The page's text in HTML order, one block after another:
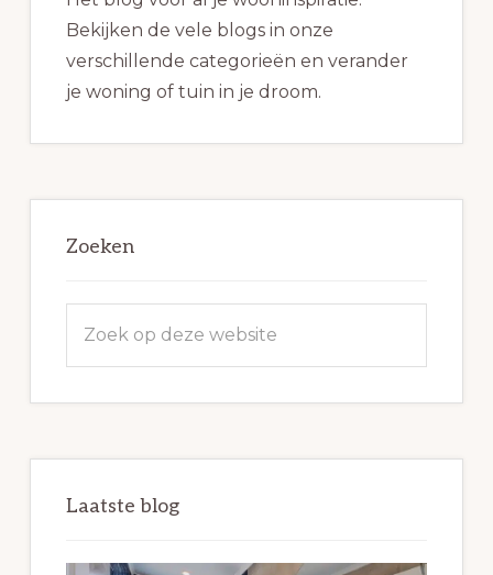
Bekijken de vele blogs in onze
verschillende categorieën en verander
je woning of tuin in je droom.
Zoeken
op
website
Laatste blog